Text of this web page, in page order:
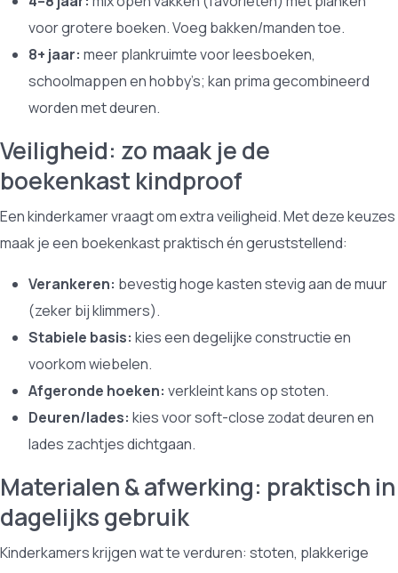
voor grotere boeken. Voeg bakken/manden toe.
8+ jaar: meer plankruimte voor leesboeken,
schoolmappen en hobby’s; kan prima gecombineerd
worden met deuren.
Veiligheid: zo maak je de
boekenkast kindproof
Een kinderkamer vraagt om extra veiligheid. Met deze keuzes
maak je een boekenkast praktisch én geruststellend:
Verankeren: bevestig hoge kasten stevig aan de muur
(zeker bij klimmers).
Stabiele basis: kies een degelijke constructie en
voorkom wiebelen.
Afgeronde hoeken: verkleint kans op stoten.
Deuren/lades: kies voor soft-close zodat deuren en
lades zachtjes dichtgaan.
Materialen & afwerking: praktisch in
dagelijks gebruik
Kinderkamers krijgen wat te verduren: stoten, plakkerige